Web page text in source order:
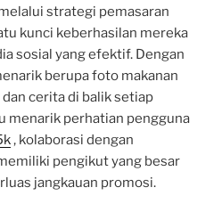
strategi pemasaran
kunci keberhasilan mereka
sosial yang efektif. Dengan
berupa foto makanan
cerita di balik setiap
menarik perhatian pengguna
, kolaborasi dengan
pengikut yang besar
jangkauan promosi.